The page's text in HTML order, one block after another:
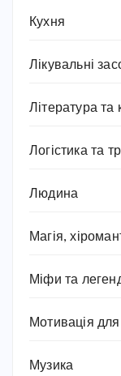
Кухня
Лікувальні
Література та
Логістика та
Людина
Магія,
Міфи та
Мотивація
Музика